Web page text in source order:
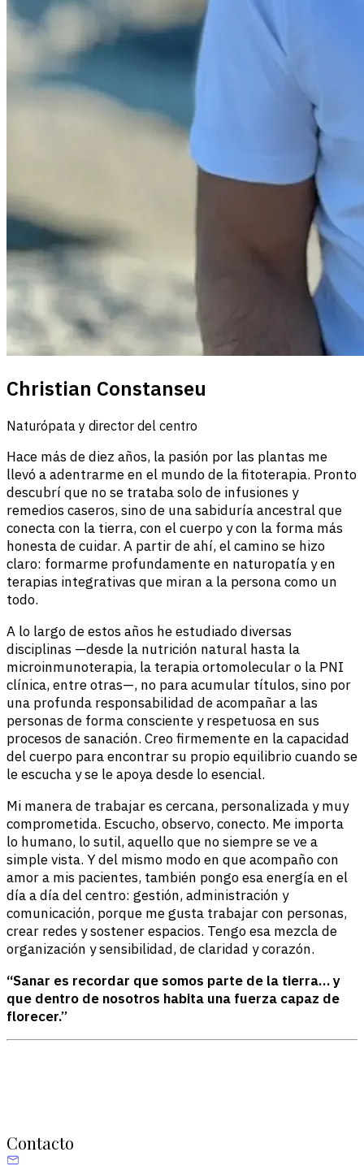
Christian Constanseu
Naturópata y director del centro
Hace más de diez años, la pasión por las plantas me
llevó a adentrarme en el mundo de la fitoterapia. Pronto
descubrí que no se trataba solo de infusiones y
remedios caseros, sino de una sabiduría ancestral que
conecta con la tierra, con el cuerpo y con la forma más
honesta de cuidar. A partir de ahí, el camino se hizo
claro: formarme profundamente en naturopatía y en
terapias integrativas que miran a la persona como un
todo.
A lo largo de estos años he estudiado diversas
disciplinas —desde la nutrición natural hasta la
microinmunoterapia, la terapia ortomolecular o la PNI
clínica, entre otras—, no para acumular títulos, sino por
una profunda responsabilidad de acompañar a las
personas de forma consciente y respetuosa en sus
procesos de sanación. Creo firmemente en la capacidad
del cuerpo para encontrar su propio equilibrio cuando se
le escucha y se le apoya desde lo esencial.
Mi manera de trabajar es cercana, personalizada y muy
comprometida. Escucho, observo, conecto. Me importa
lo humano, lo sutil, aquello que no siempre se ve a
simple vista. Y del mismo modo en que acompaño con
amor a mis pacientes, también pongo esa energía en el
día a día del centro: gestión, administración y
comunicación, porque me gusta trabajar con personas,
crear redes y sostener espacios. Tengo esa mezcla de
organización y sensibilidad, de claridad y corazón.
“Sanar es recordar que somos parte de la tierra… y
que dentro de nosotros habita una fuerza capaz de
florecer.”
Contacto